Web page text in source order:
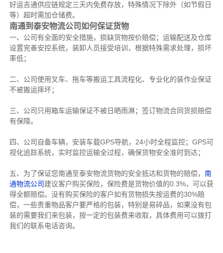
好运吉通供应链规定三天内免费存放，特殊情况下除外（如节假日
等）超时需加仓储费。
南通到泰安物流公司如何保证货物
一、公司有全面的安全措施，损缺货物按价赔偿；运输配送及仓库
设置完善安控系统，装卸人员接受培训，根据特殊需求处理，损坏
率低；
二、公司使用叉车、拖车等搬运工具流程化、专业化的装作业保证
不被搬运摔坏；
三、公司只用箱车运输保证不被日晒雨淋；签订物流合同货损赔偿
有保障。
四、公司自备车辆，安装车载GPS导航，24小时全程监控；GPS可
视化追踪系统，实时监控运输全过程，确保货物安全准时到达；
五、为了保证您南通至泰安物流货物的安全抵达和货物的赔偿， 南
通物流公司建议客户购买保险，保险费是货物价值的0.3%，可以获
得全额赔偿。没有购买保险的客户如有货物损失按运费的30%赔
偿，一些贵重物品客户要严格的包装，特别是易碎品，如果没有包
装的需要我们来包装，按一定的包装费来收取，具体费用可以拨打
我们的联系电话咨询。